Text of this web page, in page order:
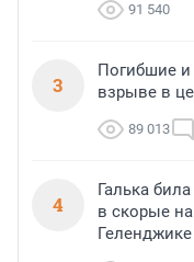
91 540
3
Погибшие и
взрыве в
89 013
4
Галька
в скорые